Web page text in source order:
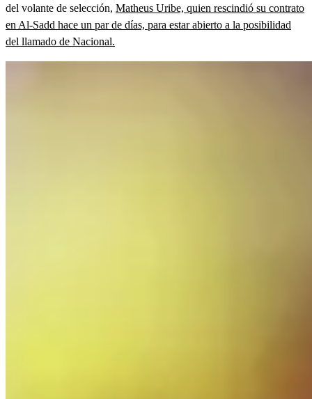
del volante de selección, Matheus Uribe, quien rescindió su contrato
en Al-Sadd hace un par de días, para estar abierto a la posibilidad
del llamado de Nacional.